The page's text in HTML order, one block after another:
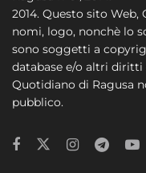
2014. Questo sito
nomi, logo, nonchè lo
sono soggetti a
database e/o altri
Quotidiano di Ragusa
pubblico.